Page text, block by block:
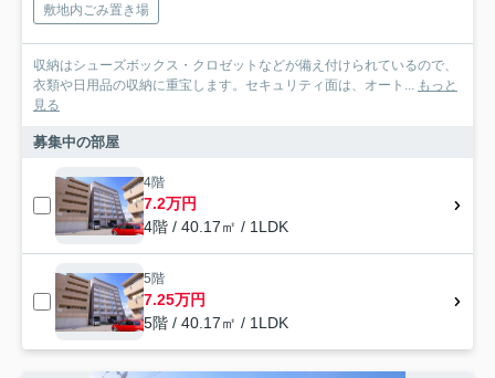
敷地内ごみ置き場
収納はシューズボックス・クロゼットなどが備え付けられているので、
衣類や日用品の収納に重宝します。セキュリティ面は、オート... もっと
見る
募集中の部屋
4階
7.2万円
4階 / 40.17㎡ / 1LDK
5階
7.25万円
5階 / 40.17㎡ / 1LDK